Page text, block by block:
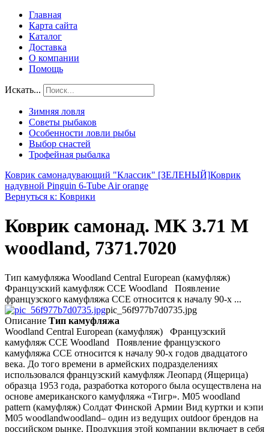
Главная
Карта сайта
Каталог
Доставка
О компании
Помощь
Искать...
Зимняя ловля
Советы рыбаков
Особенности ловли рыбы
Выбор снастей
Трофейная рыбалка
Коврик самонадувающий "Классик" [ЗЕЛЕНЫЙ]Коврик
надувной Pinguin 6-Tube Air orange
Вернуться к: Коврики
Коврик самонад. MK 3.71 M
woodland, 7371.7020
Тип камуфляжа Woodland Central European (камуфляж)
Французский камуфляж ССЕ Woodland Появление
французского камуфляжа ССЕ относится к началу 90-х ...
pic_56f977b7d0735.jpg
Описание Тип камуфляжа
Woodland Central European (камуфляж) Французский
камуфляж ССЕ Woodland Появление французского
камуфляжа ССЕ относится к началу 90-х годов двадцатого
века. До того времени в армейских подразделениях
использовался французский камуфляж Леопард (Ящерица)
образца 1953 года, разработка которого была осуществлена на
основе американского камуфляжа «Тигр». M05 woodland
pattern (камуфляж) Солдат Финской Армии Вид куртки и кэпи
M05 woodlandwoodland– один из ведущих outdoor брендов на
российском рынке. Продукция этой компании включает в себя